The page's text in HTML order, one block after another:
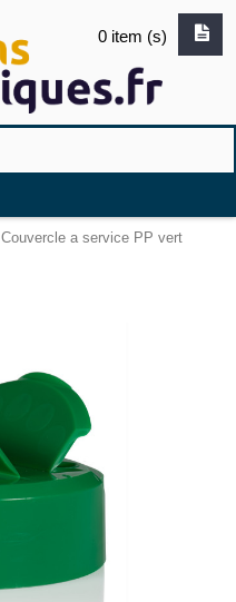
0 item (s)
Couvercle a service PP vert